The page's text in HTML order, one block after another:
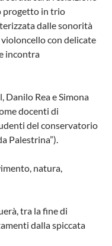
progetto in trio
dalle sonorità
con delicate
incontra
Rea e Simona
docenti di
del conservatorio
Palestrina”).
natura,
tra la fine di
dalla spiccata